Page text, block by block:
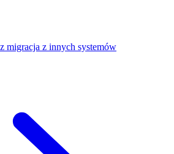
migracja z innych systemów